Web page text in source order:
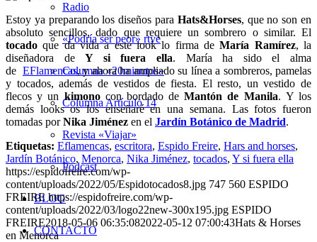
Radio
«Podría ser peor» rtve
Columna «20minutos»
Columna Artículo 14
Revista «Viajar»
Podcast
BLOG
CONTACTO
Estoy ya preparando los diseños para Hats&Horses, que no son en
absoluto sencillos, dado que requiere un sombrero o similar. El
tocado que da vida a este look lo firma deMaría Ramírez, la
diseñadora deY si fuera ella. María ha sido el alma
de EFlamencas, y ahora ha ampliado su línea a sombreros, pamelas
y tocados, además de vestidos de fiesta. El resto, un vestido de
flecos y un kimonocon bordado deMantón de Manila. Y los
demás looks os los enseñaré en una semana. Las fotos fueron
tomadas porNika Jiménez en el Jardín Botánico de Madrid.
Etiquetas: Eflamencas, escritora, Espido Freire, Hars and horses,
Jardín Botánico, Menorca, Nika Jiménez, tocados, Y si fuera ella
https://espidofreire.com/wp-
content/uploads/2022/05/Espidotocados8.jpg 747 560 ESPIDO
FREIRE https://espidofreire.com/wp-
content/uploads/2022/03/logo22new-300x195.jpg ESPIDO
FREIRE2018-05-06 06:35:082022-05-12 07:00:43Hats & Horses
en Menorca